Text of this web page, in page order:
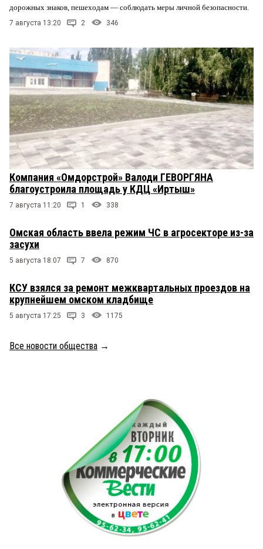
дорожных знаков, пешеходам — соблюдать меры личной безопасности.
7 августа 13:20 2 346
Компания «Омдорстрой» Валоди ГЕВОРГЯНА
благоустроила площадь у КДЦ «Иртыш»
7 августа 11:20 1 338
Омская область ввела режим ЧС в агросекторе из-за
засухи
5 августа 18:07 7 870
КСУ взялся за ремонт межквартальных проездов на
крупнейшем омском кладбище
5 августа 17:25 3 1175
Все новости общества →